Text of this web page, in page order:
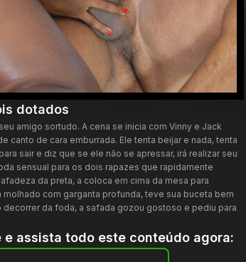
dotados
amigo sortudo. A cena se inicia com Vinny e Jack
canto de cara emburrada. Ele tenta beijar e nada, tenta
sair e diz que se ele não se apressar, irá realizar seu
sensual para os dois rapazes que rapidamente
da preta, a coloca em cima da mesa para
com garganta profunda, teve sua buceta bem
da foda, a safada gozou gostoso e pediu para
e assista todo este conteúdo agora: